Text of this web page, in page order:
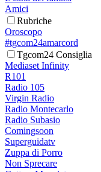
Amici
Rubriche
Oroscopo
#tgcom24amarcord
Tgcom24 Consiglia
Mediaset Infinity
R101
Radio 105
Virgin Radio
Radio Montecarlo
Radio Subasio
Comingsoon
Superguidatv
Zuppa di Porro
Non Sprecare